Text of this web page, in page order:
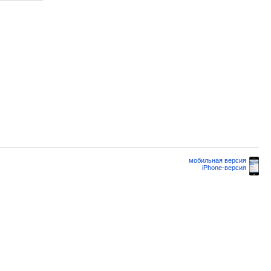
мобильная версия
iPhone-версия